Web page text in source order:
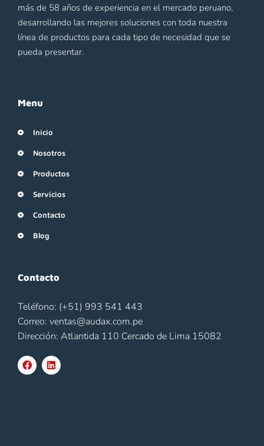
más de 58 años de experiencia en el mercado peruano,
desarrollando las mejores soluciones con toda nuestra
línea de productos para cada tipo de necesidad que se
pueda presentar.
Menu
Inicio
Nosotros
Productos
Servicios
Contacto
Blog
Contacto
Teléfono: (+51) 993 541 443
Correo: ventas@audax.com.pe
Dirección: Atlantida 110 Cercado de Lima 15082